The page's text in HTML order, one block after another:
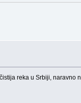
reka u Srbiji, naravno